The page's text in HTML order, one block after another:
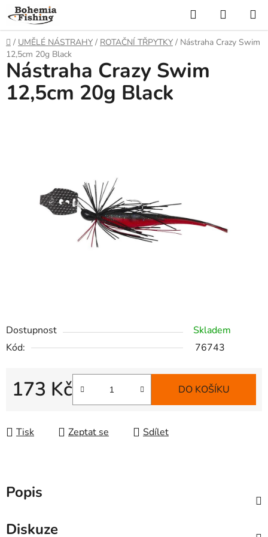
Přejít
na
obsah
Hledat
KOŠÍK
Domů
/ UMĚLÉ NÁSTRAHY / ROTAČNÍ TŘPYTKY / Nástraha Crazy Swim
12,5cm 20g Black
Dostupnost
Skladem
Kód:
76743
173 Kč DO KOŠÍKU
Tisk Zeptat se Sdílet
Nástraha Crazy Swim
12,5cm 20g Black
Popis
Diskuze